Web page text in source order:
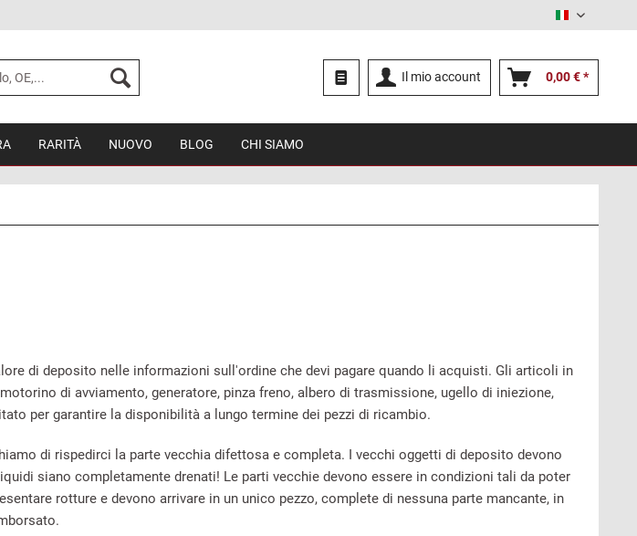
Italiano
Il mio account 0,00 € *
RARITÀ NUOVO BLOG CHI SIAMO
di deposito nelle informazioni sull'ordine che devi pagare quando li acquisti. Gli articoli in
di avviamento, generatore, pinza freno, albero di trasmissione, ugello di iniezione,
per garantire la disponibilità a lungo termine dei pezzi di ricambio.
di rispedirci la parte vecchia difettosa e completa. I vecchi oggetti di deposito devono
siano completamente drenati! Le parti vecchie devono essere in condizioni tali da poter
rotture e devono arrivare in un unico pezzo, complete di nessuna parte mancante, in